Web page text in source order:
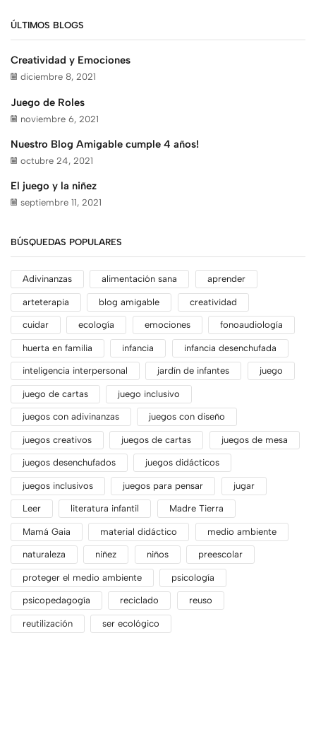
ÚLTIMOS BLOGS
Creatividad y Emociones
diciembre 8, 2021
Juego de Roles
noviembre 6, 2021
Nuestro Blog Amigable cumple 4 años!
octubre 24, 2021
El juego y la niñez
septiembre 11, 2021
BÚSQUEDAS POPULARES
Adivinanzas alimentación sana aprender
arteterapia blog amigable creatividad
cuidar ecología emociones fonoaudiología
huerta en familia infancia infancia desenchufada
inteligencia interpersonal jardín de infantes juego
juego de cartas juego inclusivo
juegos con adivinanzas juegos con diseño
juegos creativos juegos de cartas juegos de mesa
juegos desenchufados juegos didácticos
juegos inclusivos juegos para pensar jugar
Leer literatura infantil Madre Tierra
Mamá Gaia material didáctico medio ambiente
naturaleza niñez niños preescolar
proteger el medio ambiente psicología
psicopedagogía reciclado reuso
reutilización ser ecológico